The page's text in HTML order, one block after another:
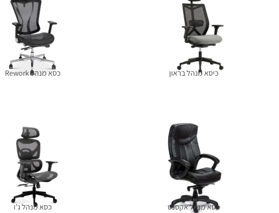
כיסא מנהל בראון כסא מנהל Rework
כסא מנהל אקסנט כסא מנהל ג'ו